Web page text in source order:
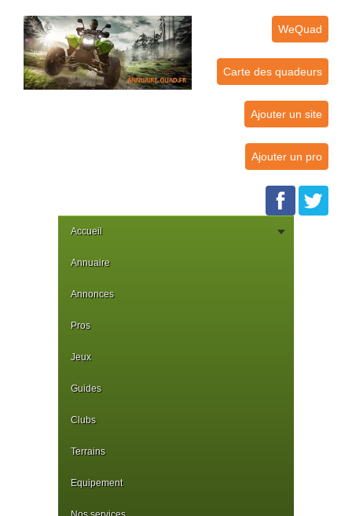
WeQuad
Carte des quadeurs
Ajouter un site
Ajouter un pro
Accueil
Annuaire
Annonces
Pros
Jeux
Guides
Clubs
Terrains
Equipement